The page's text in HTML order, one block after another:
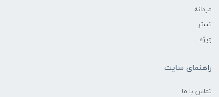
مردانه
تستر
ویژه
راهنمای سایت
تماس با ما